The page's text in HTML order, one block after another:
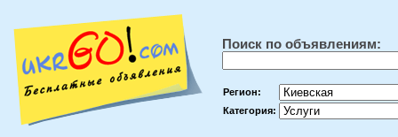
Поиск по объявлениям:
Регион:
Категория: